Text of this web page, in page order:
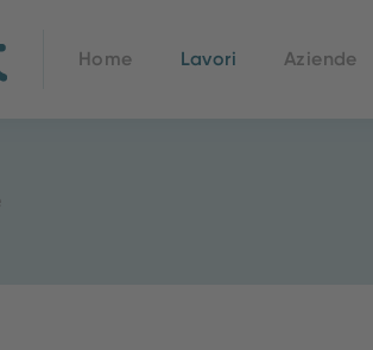
Home Lavori Aziende